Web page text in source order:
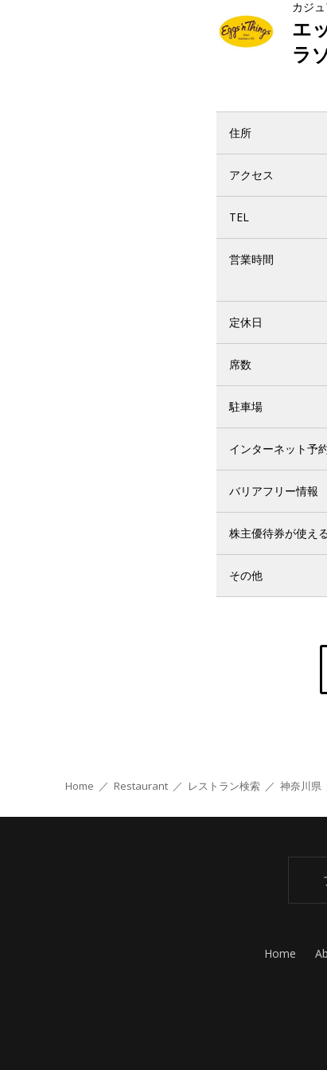
カジ
エ
ラ
住所
アクセス
TEL
営業時間
定休日
席数
駐車場
インターネット予
バリアフリー情報
株主優待券が使え
その他
Home ／ Restaurant ／ レストラン検索 ／ 神奈川県
Home